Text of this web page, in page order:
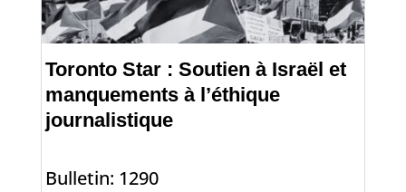
Toronto Star : Soutien à Israël et
manquements à l’éthique
journalistique
Bulletin: 1290